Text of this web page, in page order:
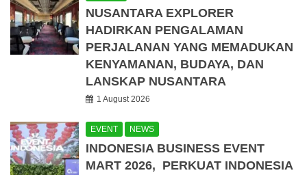
NUSANTARA EXPLORER
HADIRKAN PENGALAMAN
PERJALANAN YANG MEMADUKAN
KENYAMANAN, BUDAYA, DAN
LANSKAP NUSANTARA
1 August 2026
EVENT NEWS
INDONESIA BUSINESS EVENT
MART 2026, PERKUAT INDONESIA